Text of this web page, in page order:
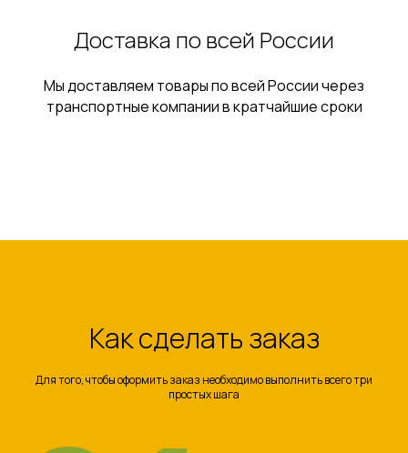
Доставка по всей России
Мы доставляем товары по всей России через
транспортные компании в кратчайшие сроки
Как сделать заказ
Для того, чтобы оформить заказ необходимо выполнить всего три
простых шага